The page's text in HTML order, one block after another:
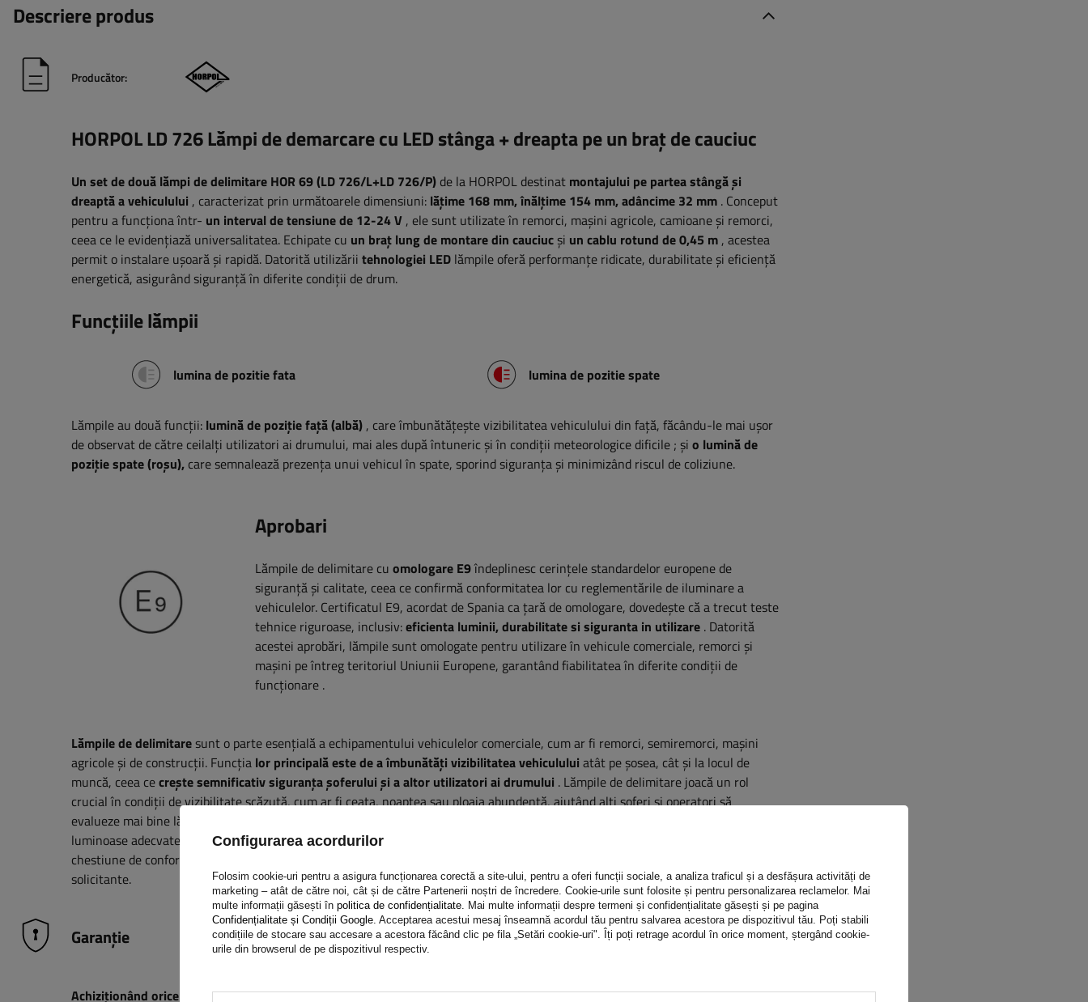
Descriere produs
Producător:
HORPOL LD 726Lămpi de demarcarecu LED stânga + dreapta pe un braț de cauciuc
Un set de două lămpi de delimitare HOR 69 (LD 726/L+LD 726/P) de la HORPOL destinat montajului pe partea stângă și
dreaptă a vehiculului , caracterizat prin următoarele dimensiuni: lățime 168 mm, înălțime 154 mm, adâncime 32 mm . Conceput
pentru a funcționa într- un interval de tensiune de 12-24 V , ele sunt utilizate în remorci, mașini agricole, camioane și remorci,
ceea ce le evidențiază universalitatea. Echipate cu un braț lung de montare din cauciucși un cablu rotund de 0,45 m , acestea
permit o instalare ușoară și rapidă. Datorită utilizării tehnologiei LED lămpile oferă performanțe ridicate, durabilitate și eficiență
energetică, asigurând siguranță în diferite condiții de drum.
Funcțiile lămpii
lumina de pozitie fata lumina de pozitie spate
Lămpile au două funcții: lumină de poziție față (albă) , care îmbunătățește vizibilitatea vehiculului din față, făcându-le mai ușor
de observat de către ceilalți utilizatori ai drumului, mai ales după întuneric și în condiții meteorologice dificile ; și o lumină de
poziție spate (roșu), care semnalează prezența unui vehicul în spate, sporind siguranța și minimizând riscul de coliziune.
Aprobari
Lămpile de delimitare cu omologare E9îndeplinesc cerințele standardelor europene de
siguranță și calitate, ceea ce confirmă conformitatea lor cu reglementările de iluminare a
vehiculelor. Certificatul E9, acordat de Spania ca țară de omologare, dovedește că a trecut teste
tehnice riguroase, inclusiv:eficienta luminii, durabilitate si siguranta in utilizare . Datorită
acestei aprobări, lămpile sunt omologate pentru utilizare în vehicule comerciale, remorci și
mașini pe întreg teritoriul Uniunii Europene, garantând fiabilitatea în diferite condiții de
funcționare .
Lămpile de delimitaresunt o parte esențială a echipamentului vehiculelor comerciale, cum ar fi remorci, semiremorci, mașini
agricole și de construcții. Funcția lor principalăeste de a îmbunătăți vizibilitatea vehiculului atât pe șosea, cât și la locul de
muncă, ceea cecrește semnificativ siguranța șoferului și a altor utilizatori ai drumului . Lămpile de delimitare joacă un rol
crucial în condiții de vizibilitate scăzută, cum ar fi ceața, noaptea sau ploaia abundentă, ajutând alți șoferi și operatori să
evalueze mai bine lățimea și poziția vehiculului. În cazul mașinilor care funcționează pe șantiere sau în zone agricole, marcajele
luminoase adecvate ajută la evitarea situațiilor periculoase și a coliziunilor. Alegerea luminilor de înaltă calitate nu este doar o
chestiune de conformitate cu reglementările, ci și o investiție în durabilitatea și fiabilitatea echipamentului în condiții de operare
solicitante.
Garanție
Achiziționând orice produs din oferta noastră, veți primi o garanție de 2 ani.Datorită acestui lucru, îl puteți folosi fără să vă
Configurarea acordurilor
Folosim cookie-uri pentru a asigura funcționarea corectă a site-ului, pentru a oferi funcții sociale, a analiza traficul și a desfășura activități de
marketing – atât de către noi, cât și de către Partenerii noștri de încredere. Cookie-urile sunt folosite și pentru personalizarea reclamelor. Mai
multe informații găsești în politica de confidențialitate. Mai multe informații despre termeni și confidențialitate găsești și pe pagina
Confidențialitate și Condiții Google. Acceptarea acestui mesaj înseamnă acordul tău pentru salvarea acestora pe dispozitivul tău. Poți stabili
condițiile de stocare sau accesare a acestora făcând clic pe fila „Setări cookie-uri". Îți poți retrage acordul în orice moment, ștergând cookie-
urile din browserul de pe dispozitivul respectiv.